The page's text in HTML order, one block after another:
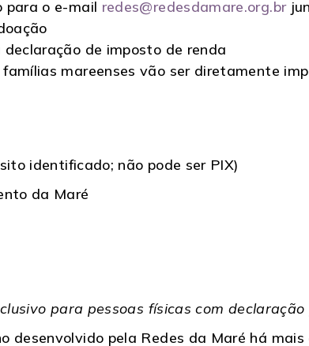
para o e-mail redes@redesdamare.org.br
de imposto de renda
mareenses vão ser diretamente
identificado; não pode ser PIX)
da Maré
para pessoas físicas com
desenvolvido pela Redes da Maré há